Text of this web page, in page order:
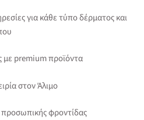
για κάθε τύπο δέρματος και
με premium προϊόντα
στον Άλιμο
φροντίδας